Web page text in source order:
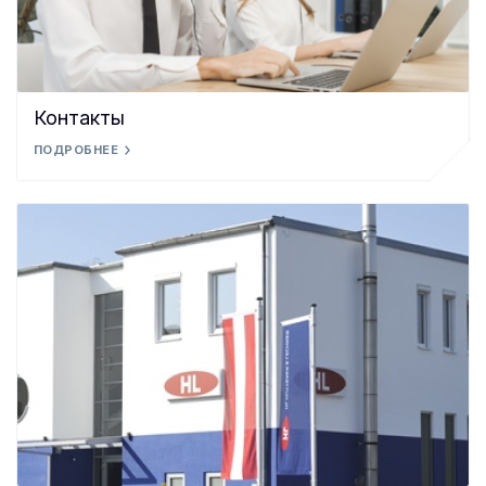
Контакты
ПОДРОБНЕЕ